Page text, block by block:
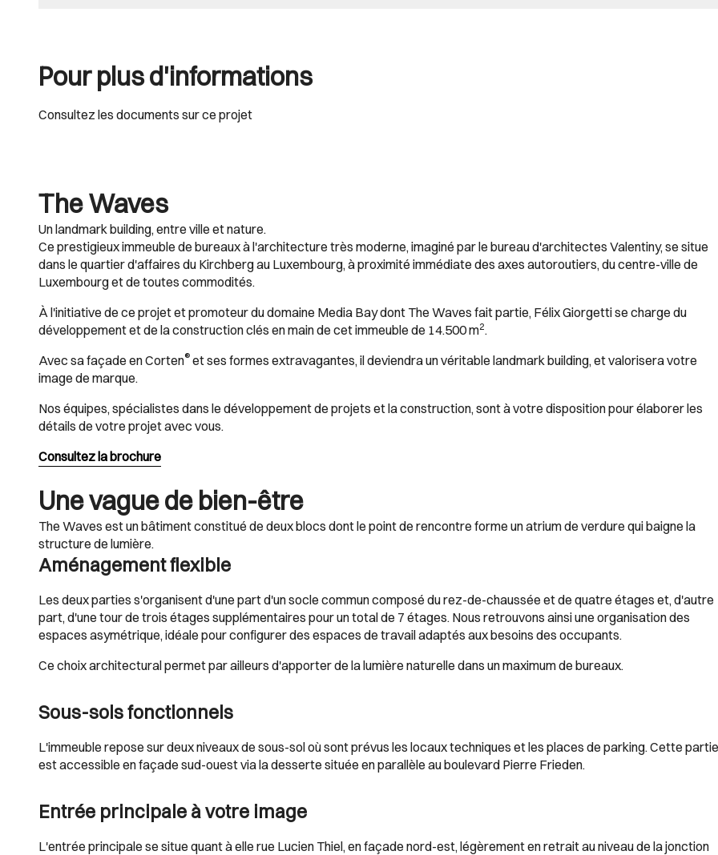
Pour plus d'informations
Consultez les documents sur ce projet
The Waves
Un landmark building, entre ville et nature.
Ce prestigieux immeuble de bureaux à l'architecture très moderne, imaginé par le bureau d'architectes Valentiny, se situe
dans le quartier d'affaires du Kirchberg au Luxembourg, à proximité immédiate des axes autoroutiers, du centre-ville de
Luxembourg et de toutes commodités.
À l'initiative de ce projet et promoteur du domaine Media Bay dont The Waves fait partie, Félix Giorgetti se charge du
développement et de la construction clés en main de cet immeuble de 14.500 m2.
Avec sa façade en Corten® et ses formes extravagantes, il deviendra un véritable landmark building, et valorisera votre
image de marque.
Nos équipes, spécialistes dans le développement de projets et la construction, sont à votre disposition pour élaborer les
détails de votre projet avec vous.
Consultez la brochure
Une vague de bien-être
The Waves est un bâtiment constitué de deux blocs dont le point de rencontre forme un atrium de verdure qui baigne la
structure de lumière.
Aménagement flexible
Les deux parties s'organisent d'une part d'un socle commun composé du rez-de-chaussée et de quatre étages et, d'autre
part, d'une tour de trois étages supplémentaires pour un total de 7 étages. Nous retrouvons ainsi une organisation des
espaces asymétrique, idéale pour configurer des espaces de travail adaptés aux besoins des occupants.
Ce choix architectural permet par ailleurs d'apporter de la lumière naturelle dans un maximum de bureaux.
Sous-sols fonctionnels
L'immeuble repose sur deux niveaux de sous-sol où sont prévus les locaux techniques et les places de parking. Cette partie
est accessible en façade sud-ouest via la desserte située en parallèle au boulevard Pierre Frieden.
Entrée principale à votre image
L'entrée principale se situe quant à elle rue Lucien Thiel, en façade nord-est, légèrement en retrait au niveau de la jonction